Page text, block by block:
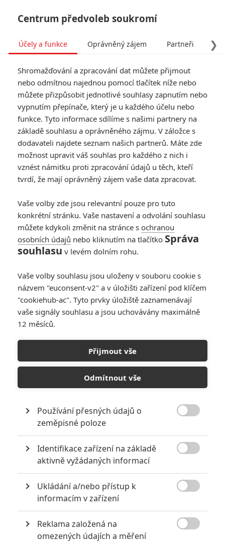
9.5/10
Terminátor
2: Den
zúčtování
Deset let po neúspěšném pokusu
zabít Sarah Connorovou, matku
budoucího vůdce lidstva ve válce
proti strojům, se do Los Angeles
vrací z budoucnosti nový
Connora. Dospělý Connor v roce 2029 na svoji ochranu posílá do
minulosti druhého terminátora T-800. Oba stroje nezávisle na sobě
pátrají po malém Johnovi. Chlapec zjišťuje, že T-800 je
naprogramován na jeho ochranu a s jeho pomocí osvobodí svou
matku z psychiatrického ústavu, kde je léčena z údajné
schizofrenie. T-800 oběma vysvětluje, co přinese budoucnost. Tu je
však možné změnit...a při tom všem hrdiny stíhá nemilosrdný a
zřejmě nezničitelný T-1000.
Galerie k filmu Terminátor
2: Den zúčtování
« Předchozí Další »
Centrum předvoleb soukromí
❯
Účely a funkce Oprávněný zájem Partneři
Shromažďování a zpracování dat můžete přijmout
nebo odmítnou najednou pomocí tlačítek níže nebo
můžete přizpůsobit jednotlivé souhlasy zapnutím nebo
vypnutím přepínače, který je u každého účelu nebo
funkce. Tyto informace sdílíme s našimi partnery na
základě souhlasu a oprávněného zájmu. V záložce s
dodavateli najdete seznam našich partnerů. Máte zde
možnost upravit váš souhlas pro každého z nich i
vznést námitku proti zpracování údajů u těch, kteří
tvrdí, že mají oprávněný zájem vaše data zpracovat.
Vaše volby zde jsou relevantní pouze pro tuto
konkrétní stránku. Vaše nastavení a odvolání souhlasu
můžete kdykoli změnit na stránce s ochranou
osobních údajů nebo kliknutím na tlačítko Správa
souhlasu v levém dolním rohu.
Vaše volby souhlasu jsou uloženy v souboru cookie s
názvem "euconsent-v2" a v úložišti zařízení pod klíčem
"cookiehub-ac". Tyto prvky úložiště zaznamenávají
vaše signály souhlasu a jsou uchovávány maximálně
12 měsíců.
Přijmout vše
Odmítnout vše
Používání přesných údajů o
zeměpisné poloze
Identifikace zařízení na základě
aktivně vyžádaných informací
Ukládání a/nebo přístup k
informacím v zařízení
Reklama založená na
omezených údajích a měření